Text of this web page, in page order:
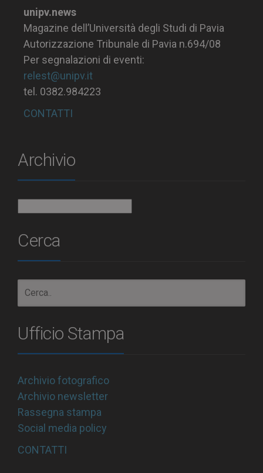
unipv.news
Magazine dell’Università degli Studi di Pavia
Autorizzazione Tribunale di Pavia n.694/08
Per segnalazioni di eventi:
relest@unipv.it
tel. 0382.984223
CONTATTI
Archivio
Cerca
Ufficio Stampa
Archivio fotografico
Archivio newsletter
Rassegna stampa
Social media policy
CONTATTI